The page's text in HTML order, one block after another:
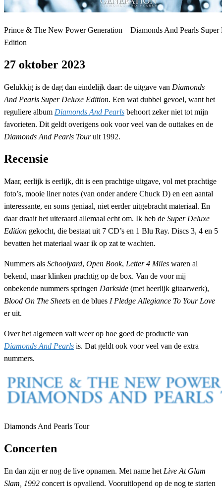
Prince & The New Power Generation – Diamonds And Pearls Super
Edition
27 oktober 2023
Gelukkig is de dag dan eindelijk daar: de uitgave van Diamonds
And Pearls Super Deluxe Edition. Een wat dubbel gevoel, want het
reguliere album Diamonds And Pearls behoort zeker niet tot mijn
favorieten. Dit geldt overigens ook voor veel van de outtakes en de
Diamonds And Pearls Touruit 1992.
Recensie
Maar, eerlijk is eerlijk, dit is een prachtige uitgave, vol met prachtige
foto’s, mooie liner notes (van onder andere Chuck D) en een aantal
interessante, en soms geniaal, niet eerder uitgebracht materiaal. En
daar draait het uiteraard allemaal echt om. Ik heb de Super Deluxe
Edition gekocht, die bestaat uit 7 CD’s en 1 Blu Ray. Discs 3, 4 en 5
bevatten het materiaal waar ik op zat te wachten.
Nummers als Schoolyard, Open Book, Letter 4 Miles waren al
bekend, maar klinken prachtig op de box. Van de voor mij
onbekende nummers springen Darkside (met heerlijk gitaarwerk),
Blood On The Sheets en de blues I Pledge Allegiance To Your Love
er uit.
Over het algemeen valt weer op hoe goed de productie van
Diamonds And Pearls is. Dat geldt ook voor veel van de extra
nummers.
Diamonds And Pearls Tour
Concerten
En dan zijn er nog de live opnamen. Met name het Live At Glam
Slam, 1992 concert is opvallend. Vooruitlopend op de nog te starten